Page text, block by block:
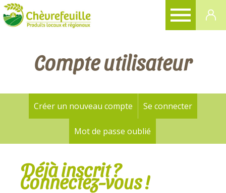
Compte utilisateur
Onglets
principaux
Créer un nouveau compte Se connecter(onglet
Mot de passe oublié
Déjà inscrit ?
Connectez-vous !